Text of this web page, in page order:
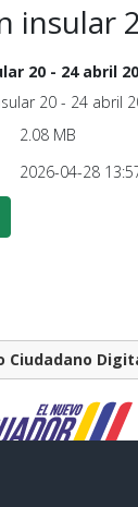
insular
20 - 24 abril
20 - 24 abril
2.08 MB
2026-04-28
Ciudadano